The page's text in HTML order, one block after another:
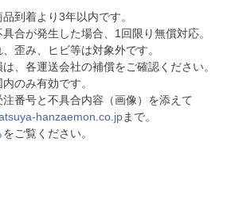
到着より3年以内です。
合が発生した場合、1回限り無償対応。
歪み、ヒビ等は対象外です。
、各運送会社の補償をご確認ください。
のみ有効です。
番号と不具合内容（画像）を添えて
hanzaemon.co.jpまで。
をご覧ください。